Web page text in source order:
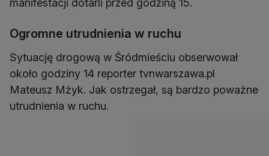
manifestacji dotarli przed godziną 15.
Ogromne utrudnienia w ruchu
Sytuację drogową w Śródmieściu obserwował
około godziny 14 reporter tvnwarszawa.pl
Mateusz Mżyk. Jak ostrzegał, są bardzo poważne
utrudnienia w ruchu.